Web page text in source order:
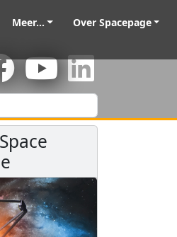
Meer... Over Spacepage